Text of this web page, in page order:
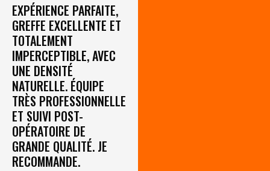
EXPÉRIENCE PARFAITE,
GREFFE EXCELLENTE ET
TOTALEMENT
IMPERCEPTIBLE, AVEC
UNE DENSITÉ
NATURELLE. ÉQUIPE
TRÈS PROFESSIONNELLE
ET SUIVI POST-
OPÉRATOIRE DE
GRANDE QUALITÉ. JE
RECOMMANDE.